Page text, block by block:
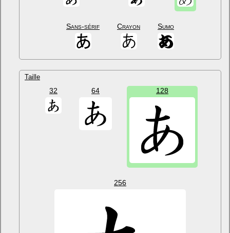
Sans-sérif Crayon Sumo
Taille
32 64 128
256